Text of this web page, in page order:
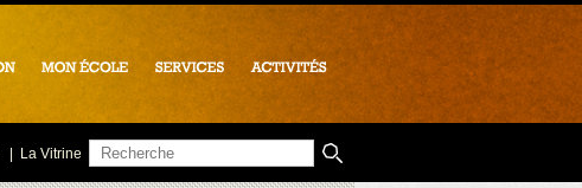
La Vitrine